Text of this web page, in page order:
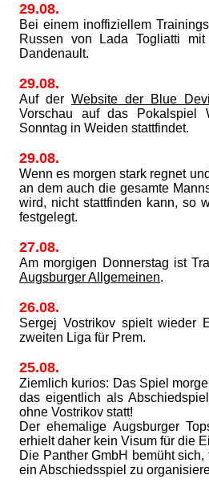
29.08.
Bei einem inoffiziellem
Russen von Lada Togliatti
Dandenault.
29.08.
Auf der Website der Blue
Vorschau auf das Pokalspiel
Sonntag in Weiden stattfindet.
29.08.
Wenn es morgen stark regnet
an dem auch die gesamte
wird, nicht stattfinden kann, so
festgelegt.
27.08.
Am morgigen Donnerstag ist
Augsburger Allgemeinen.
26.08.
Sergej Vostrikov spielt wieder
zweiten Liga für Prem.
25.08.
Ziemlich kurios: Das Spiel
das eigentlich als
ohne Vostrikov statt!
Der ehemalige Augsburger
erhielt daher kein Visum für die
Die Panther GmbH bemüht
ein Abschiedsspiel zu